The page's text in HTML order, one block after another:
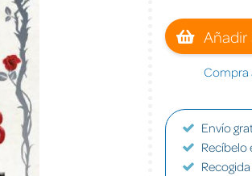
Añadir
Compra
Envío
Recíbelo